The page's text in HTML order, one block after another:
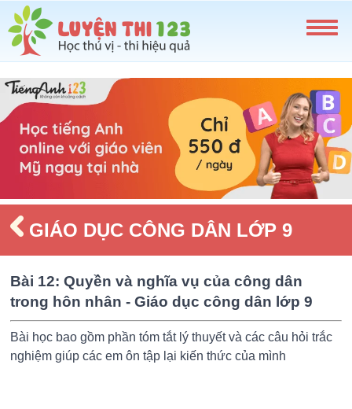
GIÁO DỤC CÔNG DÂN LỚP 9
Bài 12: Quyền và nghĩa vụ của công dân
trong hôn nhân - Giáo dục công dân lớp 9
Bài học bao gồm phần tóm tắt lý thuyết và các câu hỏi trắc
nghiệm giúp các em ôn tập lại kiến thức của mình